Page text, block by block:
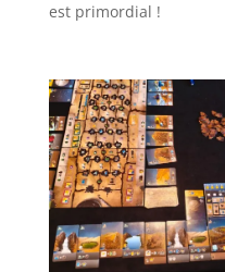
est primordial !